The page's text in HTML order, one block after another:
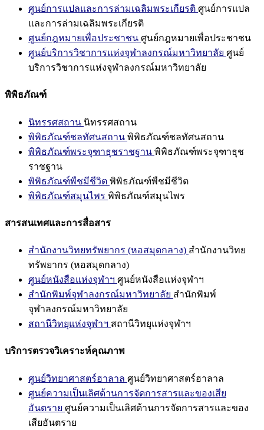
ศูนย์การแปลและการล่ามเฉลิมพระเกียรติ ศูนย์การแปล
และการล่ามเฉลิมพระเกียรติ
ศูนย์กฎหมายเพื่อประชาชน ศูนย์กฎหมายเพื่อประชาชน
ศูนย์บริการวิชาการแห่งจุฬาลงกรณ์มหาวิทยาลัย ศูนย์
บริการวิชาการแห่งจุฬาลงกรณ์มหาวิทยาลัย
พิพิธภัณฑ์
นิทรรศสถาน นิทรรศสถาน
พิพิธภัณฑ์ชลทัศนสถาน พิพิธภัณฑ์ชลทัศนสถาน
พิพิธภัณฑ์พระจุฑาธุชราชฐาน พิพิธภัณฑ์พระจุฑาธุช
ราชฐาน
พิพิธภัณฑ์พืชมีชีวิต พิพิธภัณฑ์พืชมีชีวิต
พิพิธภัณฑ์สมุนไพร พิพิธภัณฑ์สมุนไพร
สารสนเทศและการสื่อสาร
สำนักงานวิทยทรัพยากร (หอสมุดกลาง) สำนักงานวิทย
ทรัพยากร (หอสมุดกลาง)
ศูนย์หนังสือแห่งจุฬาฯ ศูนย์หนังสือแห่งจุฬาฯ
สำนักพิมพ์จุฬาลงกรณ์มหาวิทยาลัย สำนักพิมพ์
จุฬาลงกรณ์มหาวิทยาลัย
สถานีวิทยุแห่งจุฬาฯ สถานีวิทยุแห่งจุฬาฯ
บริการตรวจวิเคราะห์คุณภาพ
ศูนย์วิทยาศาสตร์ฮาลาล ศูนย์วิทยาศาสตร์ฮาลาล
ศูนย์ความเป็นเลิศด้านการจัดการสารและของเสีย
อันตราย ศูนย์ความเป็นเลิศด้านการจัดการสารและของ
เสียอันตราย